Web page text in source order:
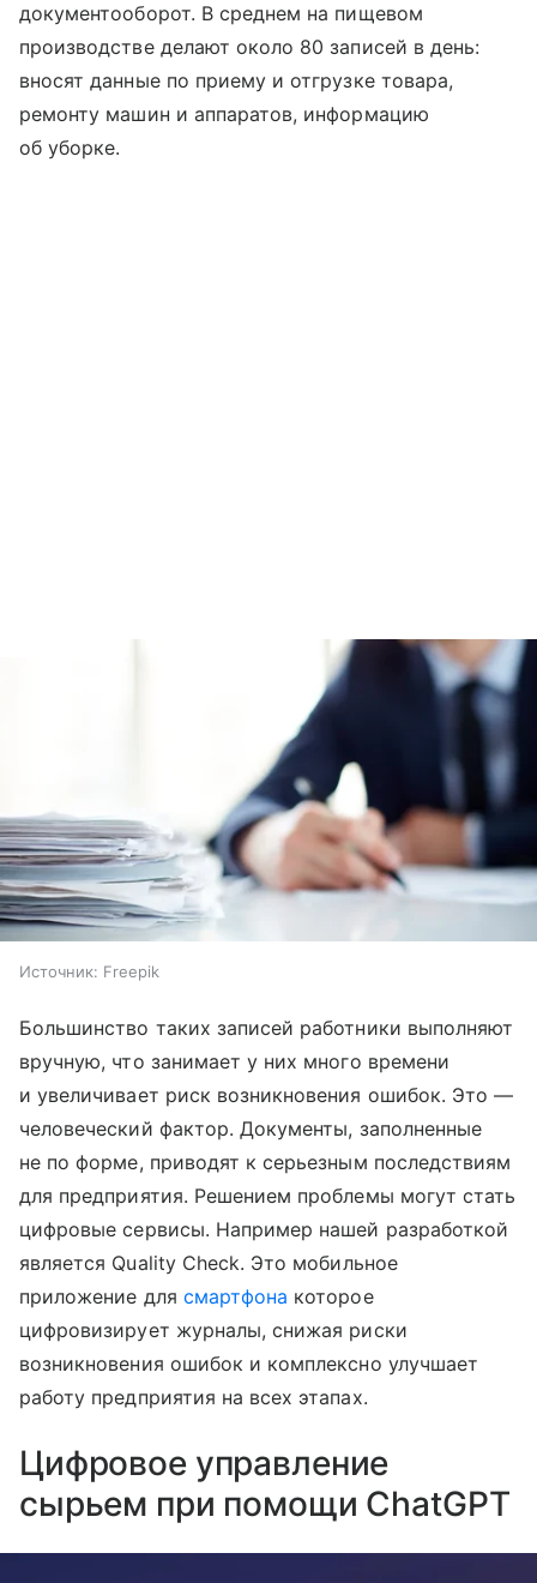
документооборот. В среднем на пищевом
производстве делают около 80 записей в день:
вносят данные по приему и отгрузке товара,
ремонту машин и аппаратов, информацию
об уборке.
Источник: Freepik
Большинство таких записей работники выполняют
вручную, что занимает у них много времени
и увеличивает риск возникновения ошибок. Это —
человеческий фактор. Документы, заполненные
не по форме, приводят к серьезным последствиям
для предприятия. Решением проблемы могут стать
цифровые сервисы. Например нашей разработкой
является Quality Check. Это мобильное
приложение для смартфона которое
цифровизирует журналы, снижая риски
возникновения ошибок и комплексно улучшает
работу предприятия на всех этапах.
Цифровое управление
сырьем при помощи ChatGPT